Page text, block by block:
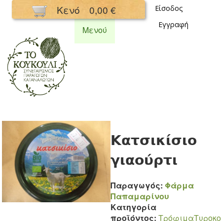
Παράκαμψη
προς το
κυρίως
Κενό 0,00 €
Είσοδος
Εγγραφή
Συνεταιρισμός
Μενού
Κατσικίσιο
γιαούρτι
Παραγωγός: Φάρμα
Παπαμαρίνου
Κατηγορία
προϊόντος: Τρόφιμα